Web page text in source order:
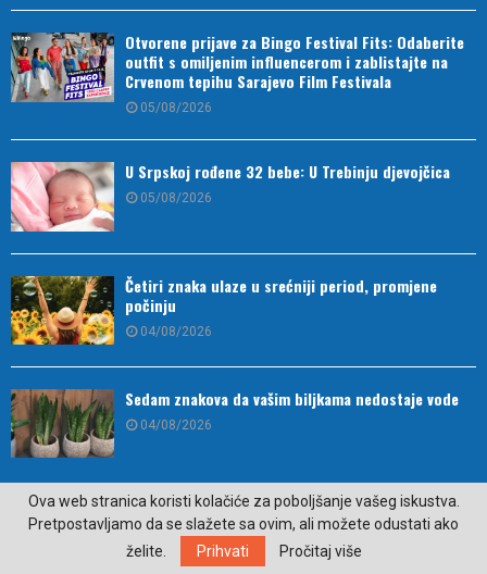
Otvorene prijave za Bingo Festival Fits: Odaberite
outfit s omiljenim influencerom i zablistajte na
Crvenom tepihu Sarajevo Film Festivala
05/08/2026
U Srpskoj rođene 32 bebe: U Trebinju djevojčica
05/08/2026
Četiri znaka ulaze u srećniji period, promjene
počinju
04/08/2026
Sedam znakova da vašim biljkama nedostaje vode
04/08/2026
Ova web stranica koristi kolačiće za poboljšanje vašeg iskustva.
Pretpostavljamo da se slažete sa ovim, ali možete odustati ako
želite.
Prihvati Pročitaj više